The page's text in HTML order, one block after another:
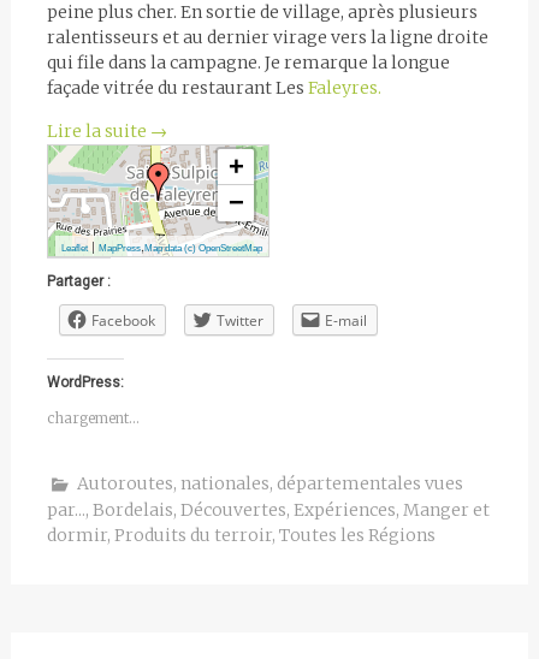
peine plus cher. En sortie de village, après plusieurs
ralentisseurs et au dernier virage vers la ligne droite
qui file dans la campagne. Je remarque la longue
façade vitrée du restaurant Les Faleyres.
Lire la suite →
+
−
Leaflet| MapPress, Map data (c) OpenStreetMap
Partager :
Facebook Twitter E-mail
WordPress:
chargement…
Autoroutes, nationales, départementales vues
par..., Bordelais, Découvertes, Expériences, Manger et
dormir, Produits du terroir, Toutes les Régions